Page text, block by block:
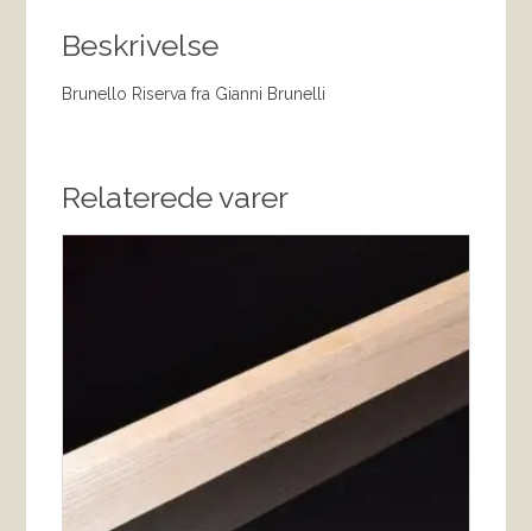
Beskrivelse
Brunello Riserva fra Gianni Brunelli
Relaterede varer